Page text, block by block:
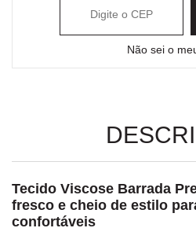
Não sei o
Tecido Viscose Barrada
fresco e cheio de estilo
confortáveis